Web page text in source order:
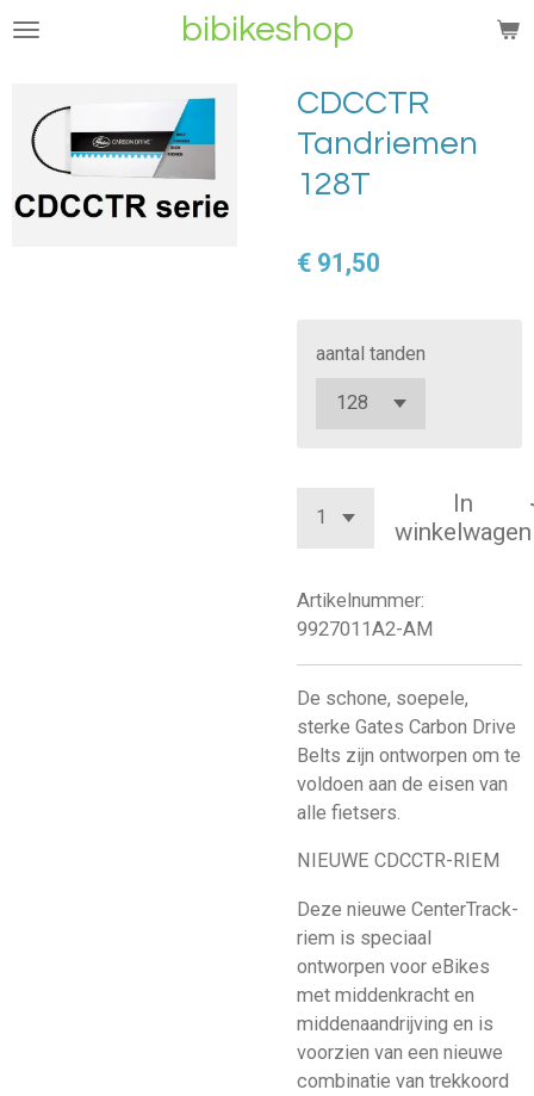
Ga
hoofdinhoud
bibikeshop
CDCCTR
Tandriemen
128T
€ 91,50
aantal tanden
In
winkelwagen
Artikelnummer:
9927011A2-AM
De schone, soepele,
sterke Gates Carbon Drive
Belts zijn ontworpen om te
voldoen aan de eisen van
alle fietsers.
NIEUWE CDCCTR-RIEM
Deze nieuwe CenterTrack-
riem is speciaal
ontworpen voor eBikes
met middenkracht en
middenaandrijving en is
voorzien van een nieuwe
combinatie van trekkoord